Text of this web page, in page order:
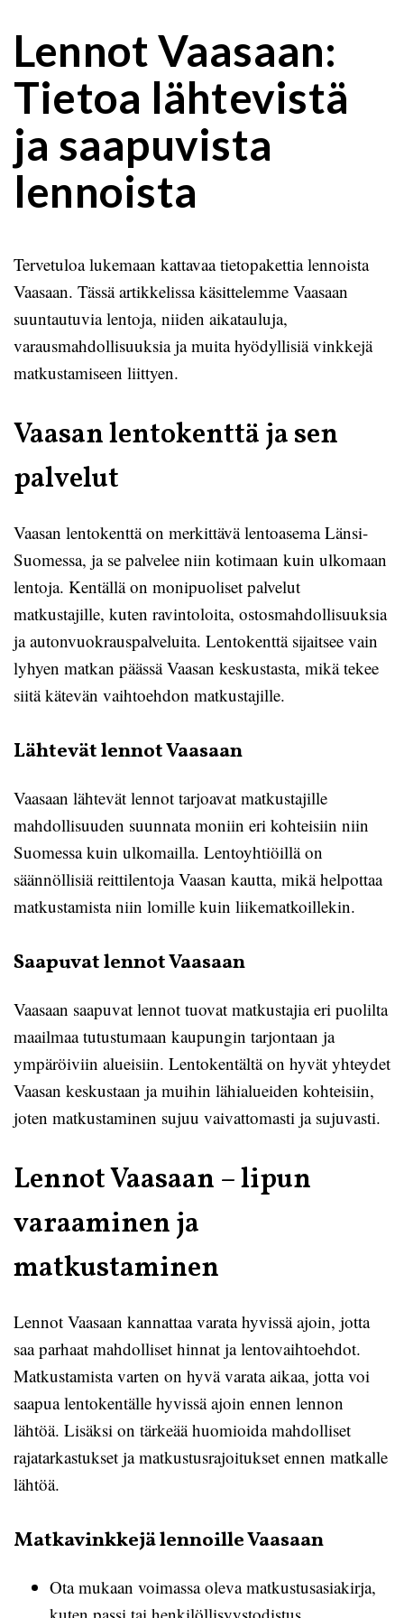
Lennot Vaasaan:
Tietoa lähtevistä
ja saapuvista
lennoista
Tervetuloa lukemaan kattavaa tietopakettia lennoista
Vaasaan. Tässä artikkelissa käsittelemme Vaasaan
suuntautuvia lentoja, niiden aikatauluja,
varausmahdollisuuksia ja muita hyödyllisiä vinkkejä
matkustamiseen liittyen.
Vaasan lentokenttä ja sen
palvelut
Vaasan lentokenttä on merkittävä lentoasema Länsi-
Suomessa, ja se palvelee niin kotimaan kuin ulkomaan
lentoja. Kentällä on monipuoliset palvelut
matkustajille, kuten ravintoloita, ostosmahdollisuuksia
ja autonvuokrauspalveluita. Lentokenttä sijaitsee vain
lyhyen matkan päässä Vaasan keskustasta, mikä tekee
siitä kätevän vaihtoehdon matkustajille.
Lähtevät lennot Vaasaan
Vaasaan lähtevät lennot tarjoavat matkustajille
mahdollisuuden suunnata moniin eri kohteisiin niin
Suomessa kuin ulkomailla. Lentoyhtiöillä on
säännöllisiä reittilentoja Vaasan kautta, mikä helpottaa
matkustamista niin lomille kuin liikematkoillekin.
Saapuvat lennot Vaasaan
Vaasaan saapuvat lennot tuovat matkustajia eri puolilta
maailmaa tutustumaan kaupungin tarjontaan ja
ympäröiviin alueisiin. Lentokentältä on hyvät yhteydet
Vaasan keskustaan ja muihin lähialueiden kohteisiin,
joten matkustaminen sujuu vaivattomasti ja sujuvasti.
Lennot Vaasaan – lipun
varaaminen ja
matkustaminen
Lennot Vaasaan kannattaa varata hyvissä ajoin, jotta
saa parhaat mahdolliset hinnat ja lentovaihtoehdot.
Matkustamista varten on hyvä varata aikaa, jotta voi
saapua lentokentälle hyvissä ajoin ennen lennon
lähtöä. Lisäksi on tärkeää huomioida mahdolliset
rajatarkastukset ja matkustusrajoitukset ennen matkalle
lähtöä.
Matkavinkkejä lennoille Vaasaan
Ota mukaan voimassa oleva matkustusasiakirja,